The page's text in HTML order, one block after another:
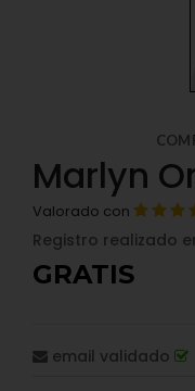
Marlyn
Valorado con
Registro realizado
GRATIS
email validado